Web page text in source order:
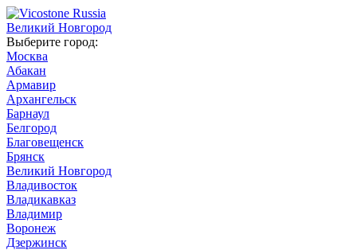
Великий Новгород
Выберите город:
Москва
Абакан
Армавир
Архангельск
Барнаул
Белгород
Благовещенск
Брянск
Великий Новгород
Владивосток
Владикавказ
Владимир
Воронеж
Дзержинск